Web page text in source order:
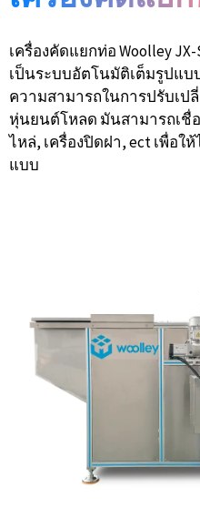
เครื่องคัดแยกท่อ Woolley
เป็นระบบอัตโนมัติเต็มรูปแบ
ความสามารถในการปรับเป
หุ่นยนต์โหลด มันสามารถเชื่
ไหล่, เครื่องปิดฝา, ect เพื่อ
แบบ